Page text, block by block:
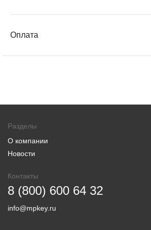
Оплата
Разделы
О компании
Новости
Контакты
8 (800) 600 64 32
info@mpkey.ru